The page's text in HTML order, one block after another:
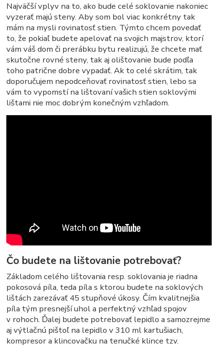
Najväčší vplyv na to, ako bude celé soklovanie nakoniec
vyzerať majú steny. Aby som bol viac konkrétny tak
mám na mysli rovinatosť stien. Týmto chcem povedať
to, že pokiaľ budete apelovať na svojich majstrov, ktorí
vám váš dom či prerábku bytu realizujú, že chcete mať
skutočne rovné steny, tak aj olištovanie bude podľa
toho patrične dobre vypadať. Ak to celé skrátim, tak
doporučujem nepodceňovať rovinatosť stien, lebo sa
vám to vypomstí na lištovaní vašich stien soklovými
lištami nie moc dobrým konečným vzhľadom.
Čo budete na lištovanie potrebovať?
Základom celého lištovania resp. soklovania je riadna
pokosová píla, teda píla s ktorou budete na soklových
lištách zarezávať 45 stupňové úkosy. Čím kvalitnejšia
píla tým presnejší uhol a perfektný vzhľad spojov
v rohoch. Ďalej budete potrebovať lepidlo a samozrejme
aj výtlačnú pištoľ na lepidlo v 310 ml kartušiach,
kompresor a klincovačku na tenučké klince tzv.